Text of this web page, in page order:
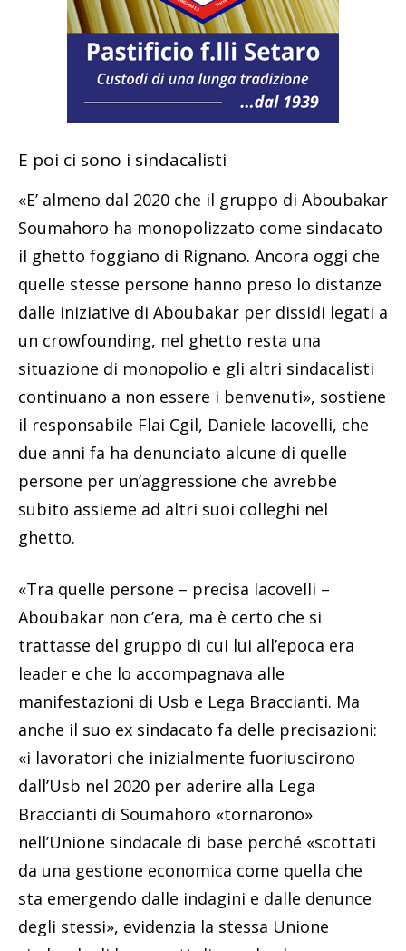
E poi ci sono i sindacalisti
«E’ almeno dal 2020 che il gruppo di Aboubakar
Soumahoro ha monopolizzato come sindacato
il ghetto foggiano di Rignano. Ancora oggi che
quelle stesse persone hanno preso lo distanze
dalle iniziative di Aboubakar per dissidi legati a
un crowfounding, nel ghetto resta una
situazione di monopolio e gli altri sindacalisti
continuano a non essere i benvenuti», sostiene
il responsabile Flai Cgil, Daniele Iacovelli, che
due anni fa ha denunciato alcune di quelle
persone per un’aggressione che avrebbe
subito assieme ad altri suoi colleghi nel
ghetto.
«Tra quelle persone – precisa Iacovelli –
Aboubakar non c’era, ma è certo che si
trattasse del gruppo di cui lui all’epoca era
leader e che lo accompagnava alle
manifestazioni di Usb e Lega Braccianti. Ma
anche il suo ex sindacato fa delle precisazioni:
«i lavoratori che inizialmente fuoriuscirono
dall’Usb nel 2020 per aderire alla Lega
Braccianti di Soumahoro «tornarono»
nell’Unione sindacale di base perché «scottati
da una gestione economica come quella che
sta emergendo dalle indagini e dalle denunce
degli stessi», evidenzia la stessa Unione